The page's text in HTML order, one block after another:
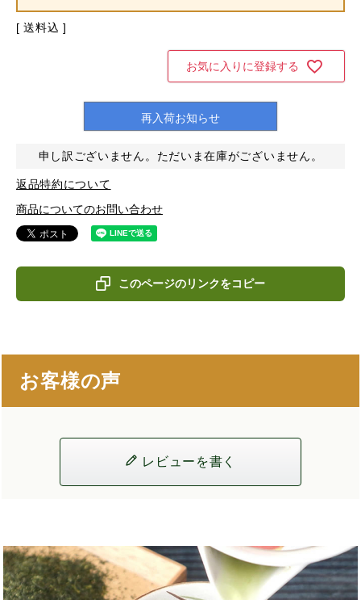
送料込
お気に入りに登録する
再入荷お知らせ
申し訳ございません。ただいま在庫がございません。
返品特約について
商品についてのお問い合わせ
このページのリンクをコピー
お客様の声
レビューを書く